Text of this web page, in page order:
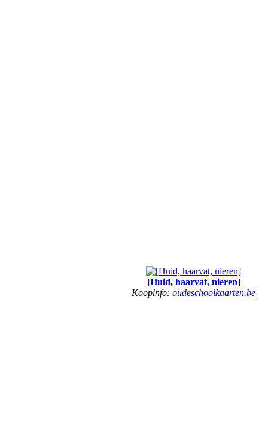
[Huid, haarvat, nieren]
Koopinfo: oudeschoolkaarten.be